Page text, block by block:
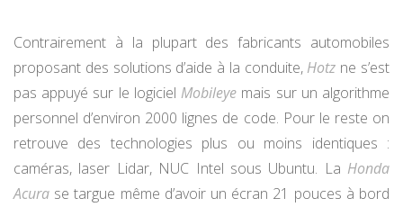
Contrairement à la plupart des fabricants automobiles
proposant des solutions d’aide à la conduite, Hotz ne s’est
pas appuyé sur le logiciel Mobileye mais sur un algorithme
personnel d’environ 2000 lignes de code. Pour le reste on
retrouve des technologies plus ou moins identiques :
caméras, laser Lidar, NUC Intel sous Ubuntu. La Honda
Acura se targue même d’avoir un écran 21 pouces à bord